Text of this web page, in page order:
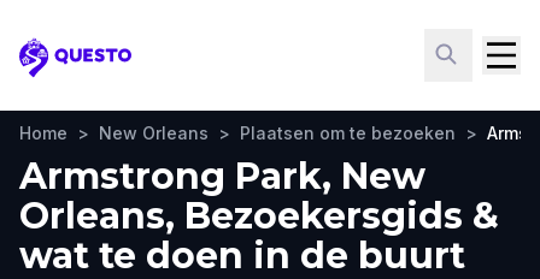
Questo
Home > New Orleans > Plaatsen om te bezoeken >
Armstrong Park, New
Orleans, Bezoekersgids &
wat te doen in de buurt